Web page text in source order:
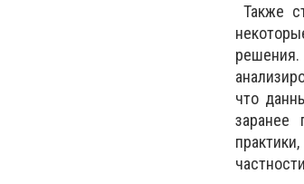
Также
что
заранее